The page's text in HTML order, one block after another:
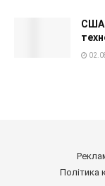
США
Політика